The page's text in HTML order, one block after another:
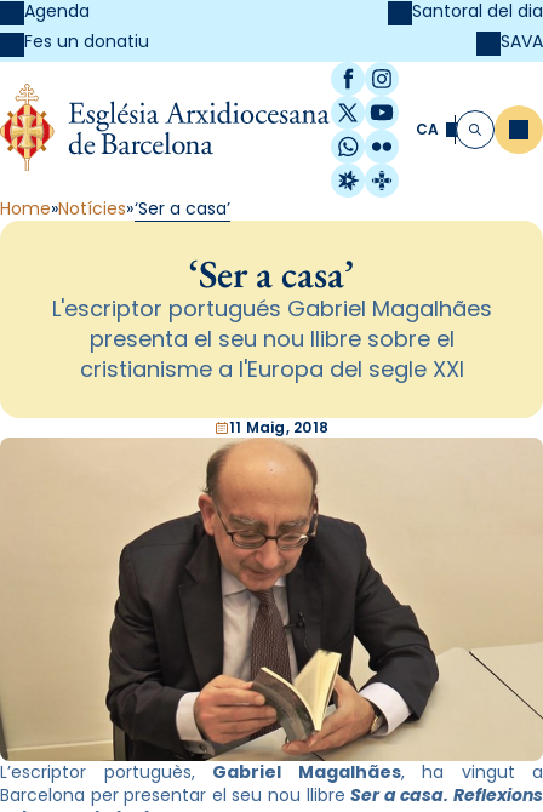
Agenda
Fes un donatiu
Santoral del dia
SAVA
Facebook
Instagram
X / Twitter
YouTube
WhatsApp
Flickr
Radio Estel
Catalunya
CA Cerca
Home Notícies ‘Ser a casa’
‘Ser a casa’
L'escriptor portugués Gabriel Magalhães
presenta el seu nou llibre sobre el
cristianisme a l'Europa del segle XXI
11 Maig, 2018
L’escriptor portuguès, Gabriel Magalhães, ha vingut a
Barcelona per presentar el seu nou llibreSer a casa. Reflexions